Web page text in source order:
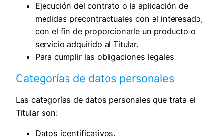
Ejecución del contrato o la aplicación de
medidas precontractuales con el interesado,
con el fin de proporcionarle un producto o
servicio adquirido al Titular.
Para cumplir las obligaciones legales.
Categorías de datos personales
Las categorías de datos personales que trata el
Titular son:
Datos identificativos.